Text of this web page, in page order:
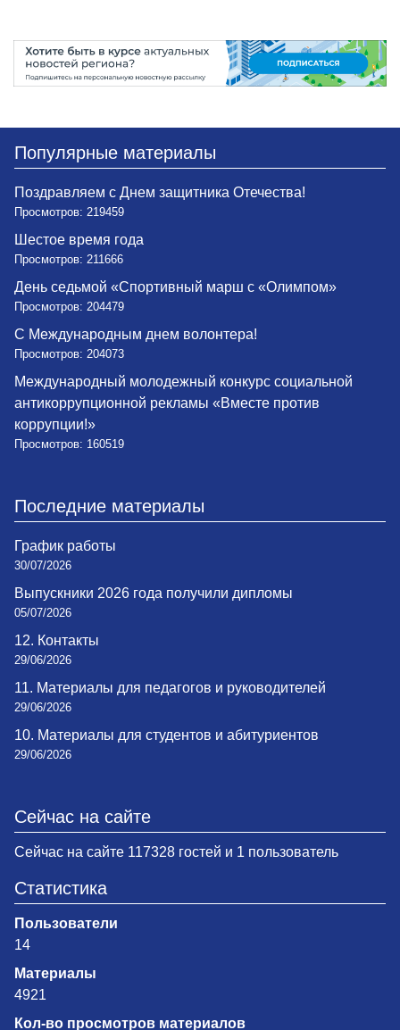
Популярные материалы
Поздравляем с Днем защитника Отечества!
Просмотров: 219459
Шестое время года
Просмотров: 211666
День седьмой «Спортивный марш с «Олимпом»
Просмотров: 204479
С Международным днем волонтера!
Просмотров: 204073
Международный молодежный конкурс социальной
антикоррупционной рекламы «Вместе против
коррупции!»
Просмотров: 160519
Последние материалы
График работы
30/07/2026
Выпускники 2026 года получили дипломы
05/07/2026
12. Контакты
29/06/2026
11. Материалы для педагогов и руководителей
29/06/2026
10. Материалы для студентов и абитуриентов
29/06/2026
Сейчас на сайте
Сейчас на сайте 117328 гостей и 1 пользователь
Статистика
Пользователи
14
Материалы
4921
Кол-во просмотров материалов